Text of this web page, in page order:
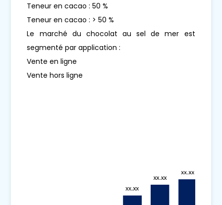
Teneur en cacao : 50 %
Teneur en cacao : > 50 %
Le marché du chocolat au sel de mer est
segmenté par application :
Vente en ligne
Vente hors ligne